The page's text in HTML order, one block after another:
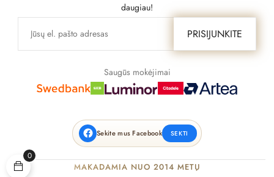
daugiau!
PRISIJUNKITE
Saugūs mokėjimai
Sekite mus Facebook SEKTI
MAKADAMIA NUO 2014 METŲ
0